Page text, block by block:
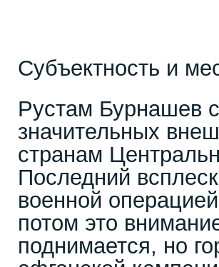
Субъектность и
Рустам Бурнашев
значительных
странам
Последний
военной
потом это
поднимается, но